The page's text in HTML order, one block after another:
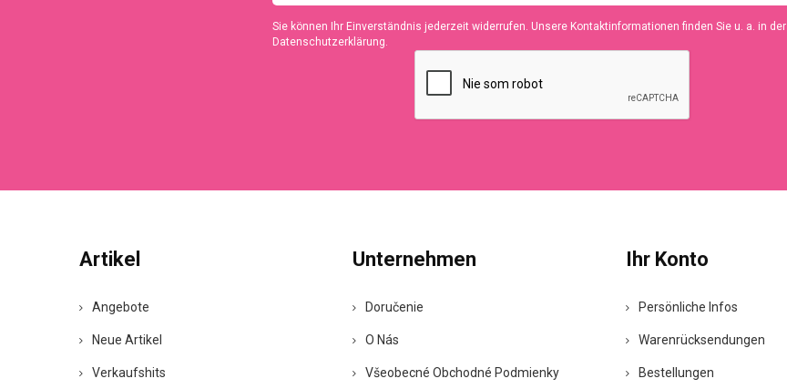
Sie können Ihr Einverständnis jederzeit widerrufen. Unsere Kontaktinformationen finden Sie u. a. in der
Datenschutzerklärung.
Artikel
Angebote
Neue Artikel
Verkaufshits
Unternehmen
Doručenie
O Nás
Všeobecné Obchodné Podmienky
Ihr Konto
Persönliche Infos
Warenrücksendungen
Bestellungen